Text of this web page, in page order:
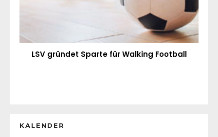
LSV gründet Sparte für Walking Football
KALENDER